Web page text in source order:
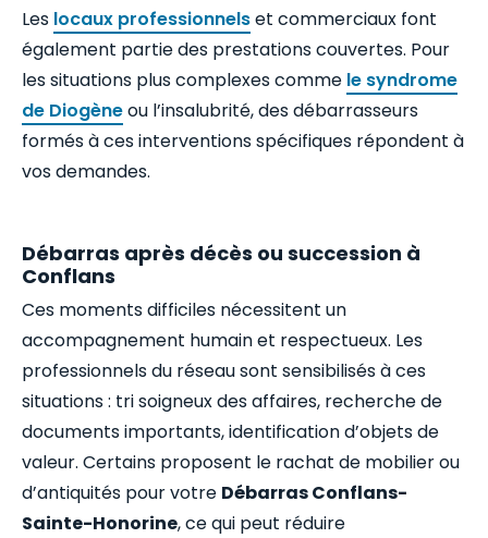
Les locaux professionnelset commerciaux font
également partie des prestations couvertes. Pour
les situations plus complexes comme le syndrome
de Diogèneou l’insalubrité, des débarrasseurs
formés à ces interventions spécifiques répondent à
vos demandes.
Débarras après décès ou succession à
Conflans
Ces moments difficiles nécessitent un
accompagnement humain et respectueux. Les
professionnels du réseau sont sensibilisés à ces
situations : tri soigneux des affaires, recherche de
documents importants, identification d’objets de
valeur. Certains proposent le rachat de mobilier ou
d’antiquités pour votre Débarras Conflans-
Sainte-Honorine, ce qui peut réduire